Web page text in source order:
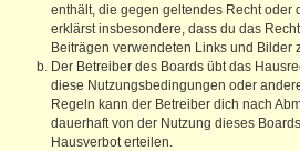
enthält, die gegen geltendes Recht oder
erklärst insbesondere, dass du das
Beiträgen verwendeten Links und Bilder
Der Betreiber des Boards übt das
diese Nutzungsbedingungen oder
Regeln kann der Betreiber dich nach
dauerhaft von der Nutzung dieses
Hausverbot erteilen.